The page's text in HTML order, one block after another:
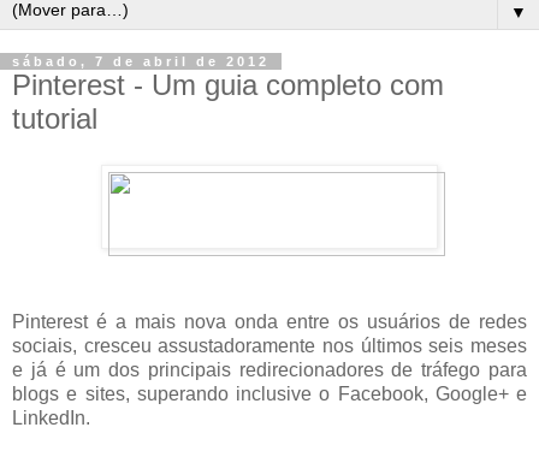
▼
sábado, 7 de abril de 2012
Pinterest - Um guia completo com
tutorial
Pinterest é a mais nova onda entre os usuários de redes
sociais, cresceu assustadoramente nos últimos seis meses
e já é um dos principais redirecionadores de tráfego para
blogs e sites, superando inclusive o Facebook, Google+ e
LinkedIn.